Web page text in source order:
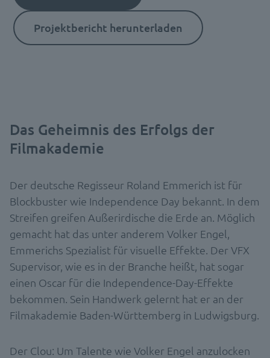
Projektbericht herunterladen
Das Geheimnis des Erfolgs der
Filmakademie
Der deutsche Regisseur Roland Emmerich ist für
Blockbuster wie Independence Day bekannt. In dem
Streifen greifen Außerirdische die Erde an. Möglich
gemacht hat das unter anderem Volker Engel,
Emmerichs Spezialist für visuelle Effekte. Der VFX
Supervisor, wie es in der Branche heißt, hat sogar
einen Oscar für die Independence-Day-Effekte
bekommen. Sein Handwerk gelernt hat er an der
Filmakademie Baden-Württemberg in Ludwigsburg.
Der Clou: Um Talente wie Volker Engel anzulocken